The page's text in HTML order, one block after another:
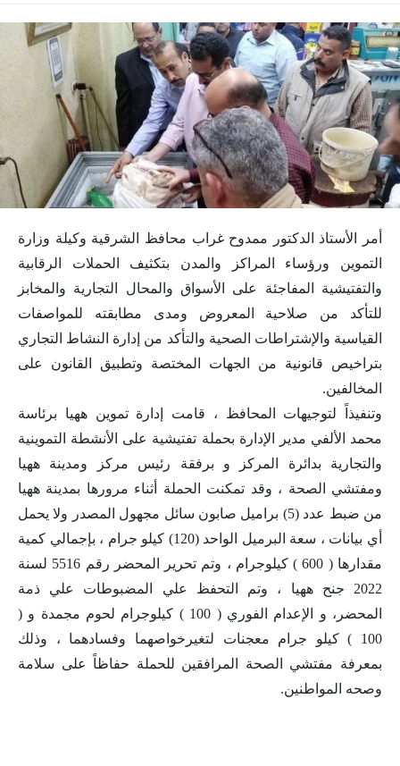
أمر الأستاذ الدكتور ممدوح غراب محافظ الشرقية وكيلة وزارة
التموين ورؤساء المراكز والمدن بتكثيف الحملات الرقابية
والتفتيشية المفاجئة على الأسواق والمحال التجارية والمخابز
للتأكد من صلاحية المعروض ومدى مطابقته للمواصفات
القياسية والإشتراطات الصحية والتأكد من إدارة النشاط التجاري
بتراخيص قانونية من الجهات المختصة وتطبيق القانون على
المخالفين.
وتنفيذاً لتوجيهات المحافظ ، قامت إدارة تموين ههيا برئاسة
محمد اﻷلفي مدير الإدارة بحملة تفتيشية على اﻷنشطة التموينية
والتجارية بدائرة المركز و برفقة رئيس مركز ومدينة ههيا
ومفتشي الصحة ، وقد تمكنت الحملة أثناء مرورها بمدينة ههيا
من ضبط عدد (5) براميل صابون سائل مجهول المصدر ولا يحمل
أي بيانات ، سعة البرميل الواحد (120) كيلو جرام ، بإجمالي كمية
مقدارها ( 600 ) كيلوجرام ، وتم تحرير المحضر رقم 5516 لسنة
2022 جنح ههيا ، وتم التحفظ علي المضبوطات علي ذمة
المحضر، و الإعدام الفوري ( 100 ) كيلوجرام لحوم مجمدة و (
100 ) كيلو جرام معجنات لتغيرخواصهما وفسادهما ، وذلك
بمعرفة مفتشي الصحة المرافقين للحملة حفاظاً على سلامة
وصحه المواطنين.